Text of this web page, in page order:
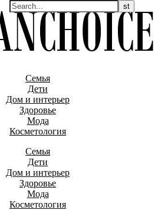
Семья
Дети
Дом и интерьер
Здоровье
Мода
Косметология
Семья
Дети
Дом и интерьер
Здоровье
Мода
Косметология